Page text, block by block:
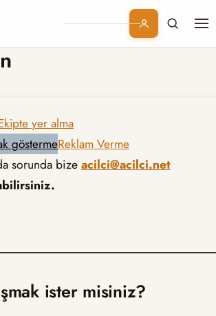
Branşlar
Abonelik
yer alma
göstermeReklam Verme
sorunda bizeacilci@acilci.net
ister misiniz?